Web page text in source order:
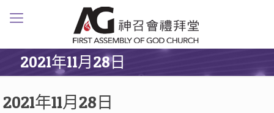
2021年11月28日
2021年11月28日